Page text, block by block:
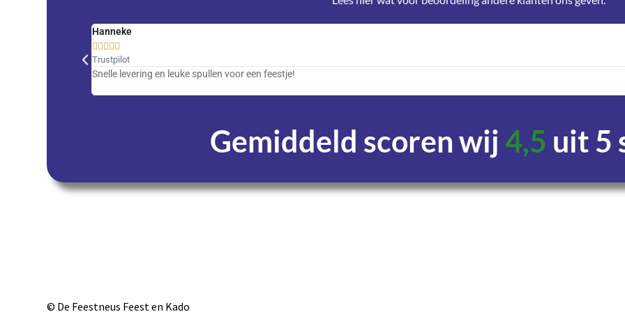
Hanneke
    
Trustpilot
Snelle levering en leuke spullen voor een feestje!
Gemiddeld scoren wij4,5 uit 5
© De Feestneus Feest en Kado